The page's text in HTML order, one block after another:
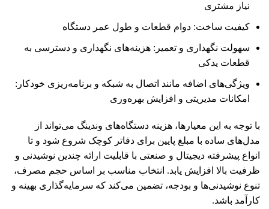
نیاز مشتری
کیفیت ساخت: دوام قطعات و طول عمر دستگاه
سهولت نگهداری و تعمیر: هزینه‌های نگهداری و دسترسی به
قطعات یدکی
ویژگی‌های اضافه مانند اتصال به شبکه و برنامه‌ریزی خودکار:
امکانات مدیریتی و افزایش بهره‌وری
با توجه به این معیارها، هزینه دستگاه‌های وندینگ می‌تواند از
مدل‌های ساده با مبلغ پایین برای دفاتر کوچک شروع شود و تا
انواع پیشرفته دیجیتال و صنعتی با قابلیت ارائه چندین نوشیدنی و
ظرفیت بالا افزایش یابد. انتخاب مناسب بر اساس حجم مصرف،
تنوع نوشیدنی‌ها و بودجه، تضمین می‌کند که سرمایه‌گذاری بهینه و
کارآمد باشد.